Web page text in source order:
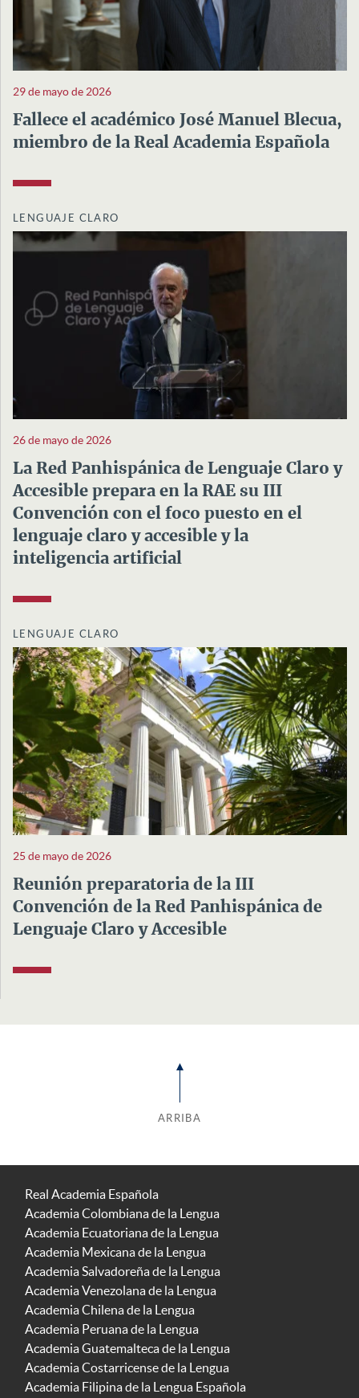
29 de mayo de 2026
Fallece el académico José Manuel Blecua,
miembro de la Real Academia Española
LENGUAJE CLARO
26 de mayo de 2026
La Red Panhispánica de Lenguaje Claro y
Accesible prepara en la RAE su III
Convención con el foco puesto en el
lenguaje claro y accesible y la
inteligencia artificial
LENGUAJE CLARO
25 de mayo de 2026
Reunión preparatoria de la III
Convención de la Red Panhispánica de
Lenguaje Claro y Accesible
ARRIBA
Real Academia Española
Academia Colombiana de la Lengua
Academia Ecuatoriana de la Lengua
Academia Mexicana de la Lengua
Academia Salvadoreña de la Lengua
Academia Venezolana de la Lengua
Academia Chilena de la Lengua
Academia Peruana de la Lengua
Academia Guatemalteca de la Lengua
Academia Costarricense de la Lengua
Academia Filipina de la Lengua Española